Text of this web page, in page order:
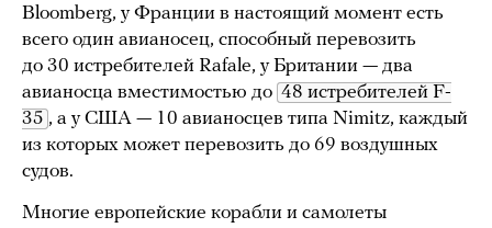
Bloomberg, у Франции в настоящий момент есть
всего один авианосец, способный перевозить
до 30 истребителей Rafale, у Британии — два
авианосца вместимостью до 48 истребителей F-
35 , а у США — 10 авианосцев типа Nimitz, каждый
из которых может перевозить до 69 воздушных
судов.
Многие европейские корабли и самолеты